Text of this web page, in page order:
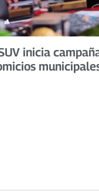
inicia